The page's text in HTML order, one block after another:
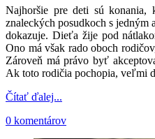
Najhoršie pre deti sú
znaleckých posudkoch s
dokazuje. Dieťa žije pod
Ono má však rado oboch
Zároveň má právo byť
Ak toto rodičia pochopia, veľmi
Čítať ďalej...
0 komentárov